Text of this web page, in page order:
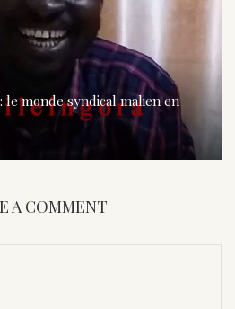
le monde syndical malien en
A COMMENT